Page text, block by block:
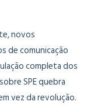
novos
de comunicação
completa dos
SPE quebra
vez da revolução.